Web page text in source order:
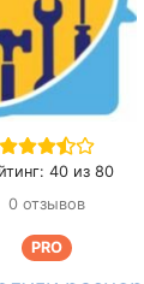
40 из 80
0 отзывов
PRO